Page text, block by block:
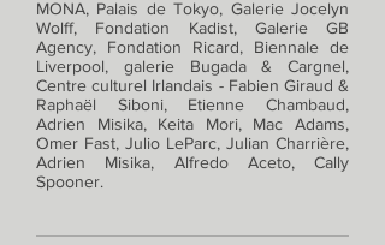
MONA, Palais de Tokyo, Galerie Jocelyn
Wolff, Fondation Kadist, Galerie GB
Agency, Fondation Ricard, Biennale de
Liverpool, galerie Bugada & Cargnel,
Centre culturel Irlandais - Fabien Giraud &
Raphaël Siboni, Etienne Chambaud,
Adrien Misika, Keita Mori, Mac Adams,
Omer Fast, Julio LeParc, Julian Charrière,
Adrien Misika, Alfredo Aceto, Cally
Spooner.